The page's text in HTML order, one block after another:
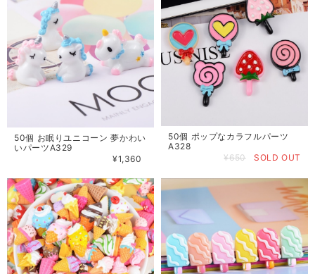
50個 お眠りユニコーン 夢かわい
いパーツA329
¥1,360
50個 ポップなカラフルパーツ
A328
¥650
SOLD OUT